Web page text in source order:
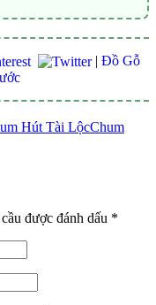
| Đồ Gỗ
Hút Tài LộcChum
được đánh dấu *